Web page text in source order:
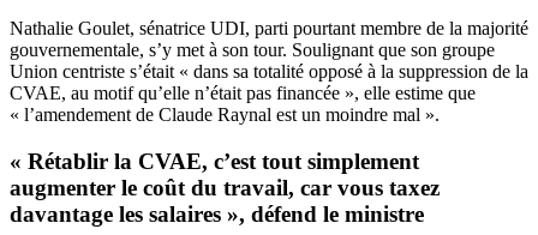
Nathalie Goulet, sénatrice UDI, parti pourtant membre de la majorité
gouvernementale, s’y met à son tour. Soulignant que son groupe
Union centriste s’était « dans sa totalité opposé à la suppression de la
CVAE, au motif qu’elle n’était pas financée », elle estime que
« l’amendement de Claude Raynal est un moindre mal ».
« Rétablir la CVAE, c’est tout simplement
augmenter le coût du travail, car vous taxez
davantage les salaires », défend le ministre